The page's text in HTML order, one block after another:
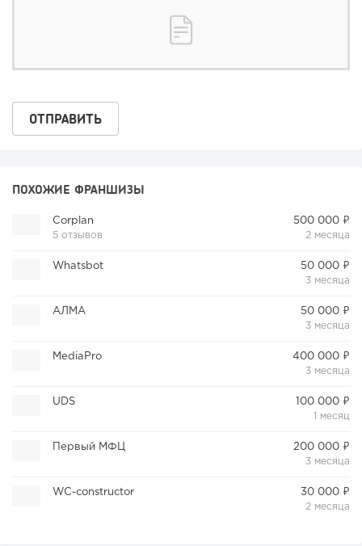
ПОХОЖИЕ ФРАНШИЗЫ
Corplan
5 отзывов
500 000 ₽
2 месяца
Whatsbot
50 000 ₽
3 месяца
АЛМА
50 000 ₽
3 месяца
MediaPro
400 000 ₽
3 месяца
UDS
100 000 ₽
1 месяц
Первый МФЦ
200 000 ₽
3 месяца
WC-constructor
30 000 ₽
2 месяца